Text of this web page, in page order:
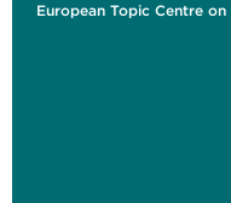
European Topic Centre